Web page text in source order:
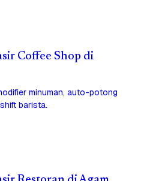
Coffee Shop di
minuman, auto-potong
barista.